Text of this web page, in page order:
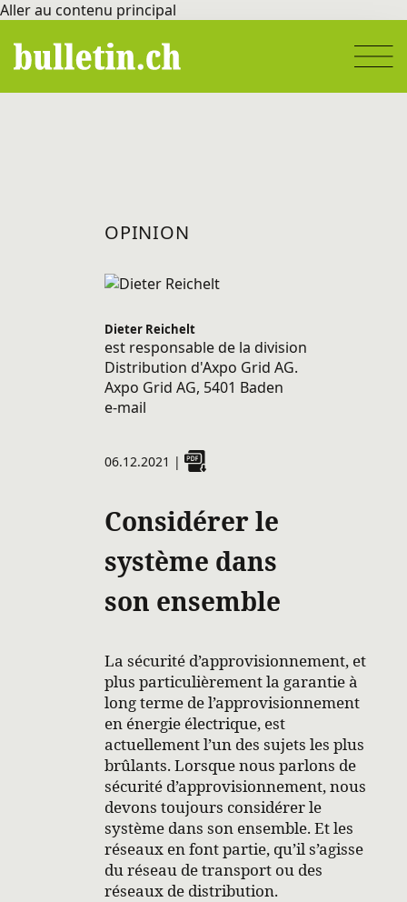
Aller au contenu principal
OPINION
Dieter Reichelt
est responsable de la division
Distribution d'Axpo Grid AG.
Axpo Grid AG, 5401 Baden
e-mail
06.12.2021 |
Considérer le
système dans
son ensemble
La sécurité d’approvisionnement, et
plus particulièrement la garantie à
long terme de l’approvisionnement
en énergie électrique, est
actuellement l’un des sujets les plus
brûlants. Lorsque nous parlons de
sécurité d’approvisionnement, nous
devons toujours considérer le
système dans son ensemble. Et les
réseaux en font partie, qu’il s’agisse
du réseau de transport ou des
réseaux de distribution.